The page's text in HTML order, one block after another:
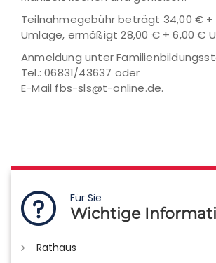
Teilnahmegebühr beträgt 34,00 € +
Umlage, ermäßigt 28,00 € + 6,00 €
Anmeldung unter
Tel.: 06831/43637 oder
E-Mail fbs-sls@t-online.de.
Für Sie
Wichtige
Rathaus